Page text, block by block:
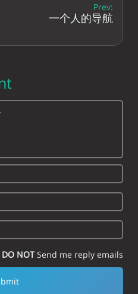
Prev:
一个人的导航
DO NOTSend me reply emails